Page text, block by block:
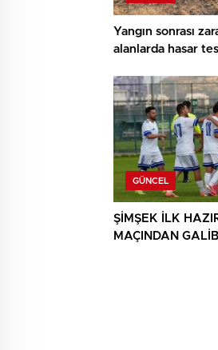
Yangın sonrası
alanlarda hasar
GÜNCEL
ŞİMŞEK İLK
MAÇINDAN